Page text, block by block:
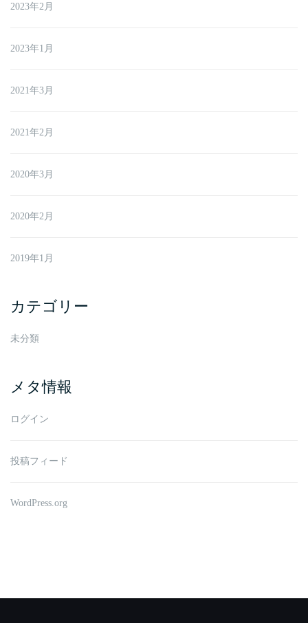
2023年2月
2023年1月
2021年3月
2021年2月
2020年3月
2020年2月
2019年1月
カテゴリー
未分類
メタ情報
ログイン
投稿フィード
WordPress.org